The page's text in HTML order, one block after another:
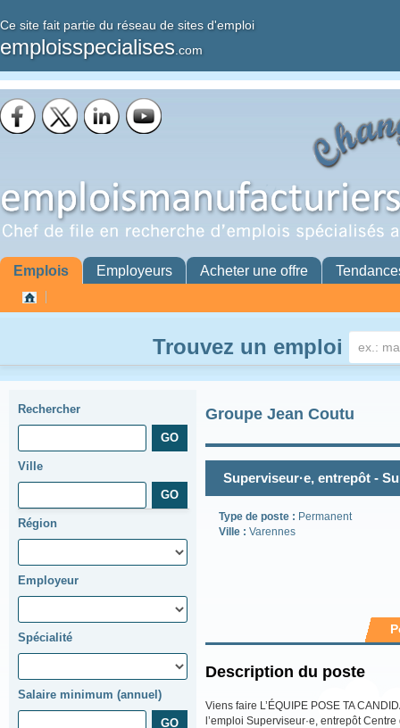
Ce site fait partie du réseau de sites d'emploi
emploisspecialises .com
Emplois Employeurs Acheter une offre
Trouvez un emploi
Rechercher
Ville
Région
Employeur
Spécialité
Salaire minimum (annuel)
Groupe Jean Coutu
Superviseur·e, entrepôt -
Type de poste : Permanent
Ville : Varennes
Description du poste
Viens faire L’ÉQUIPE POSE TA
l’emploi Superviseur·e, entrepôt